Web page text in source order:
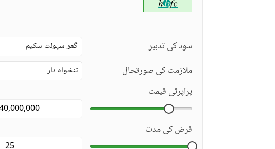
سود کی تدبیر گھر سہولت سکیم
ملازمت کی صورتحال تنخواہ دار
پراپرٹی قیمت
قرض کی مدت